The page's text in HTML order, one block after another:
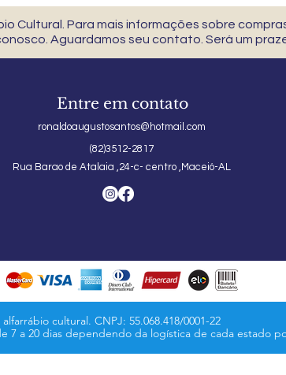
Cultural. Para mais informações sobre
Aguardamos seu contato. Será um
Entre em contato
ronaldoaugustosantos@hotmail.com
(82)3512-2817
Rua Barao de Atalaia ,24-c- centro ,Maceió-AL
alfarrábio cultural. CNPJ: 55.068.418/0001-
7 a 20 dias dependendo da logística de cada estado